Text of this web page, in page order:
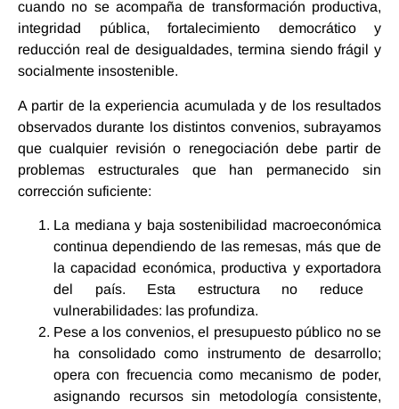
cuando no se acompaña de transformación productiva,
integridad pública, fortalecimiento democrático y
reducción real de desigualdades, termina siendo frágil y
socialmente insostenible.
A partir de la experiencia acumulada y de los resultados
observados durante los distintos convenios, subrayamos
que cualquier revisión o renegociación debe partir de
problemas estructurales que han permanecido sin
corrección suficiente:
La mediana y baja sostenibilidad macroeconómica
continua dependiendo de las remesas, más que de
lacapacidad económica, productiva y exportadora
del país. Esta estructura no reduce
vulnerabilidades: las profundiza.
Pese a los convenios, el presupuesto público no se
ha consolidado como instrumento de desarrollo;
opera con frecuencia como mecanismo de poder,
asignando recursos sin metodología consistente,